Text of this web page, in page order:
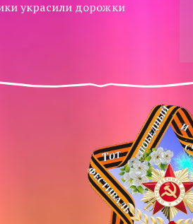
украсили дорожки